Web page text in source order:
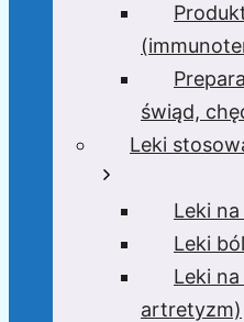
świąd,
Leki
Leki
Leki
Leki
artretyzm)